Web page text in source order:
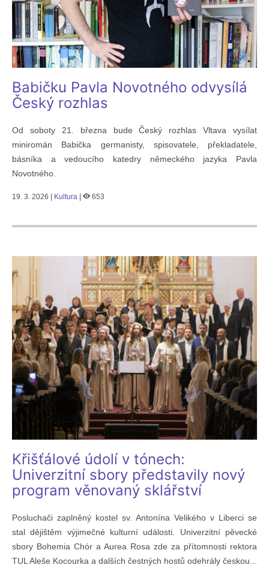
Babičku Pavla Novotného odvysílá
Český rozhlas
Od soboty 21. března bude Český rozhlas Vltava vysílat
miniromán Babička germanisty, spisovatele, překladatele,
básníka a vedoucího katedry německého jazyka Pavla
Novotného.
19. 3. 2026 | Kultura 653
Křišťálové údolí v tónech:
Univerzitní sbory představily nový
program věnovaný sklářství
Posluchači zaplněný kostel sv. Antonína Velikého v Liberci se
stal dějištěm výjimečné kulturní události. Univerzitní pěvecké
sbory Bohemia Chór a Aurea Rosa zde za přítomnosti rektora
TUL Aleše Kocourka a dalších čestných hostů odehrály českou...